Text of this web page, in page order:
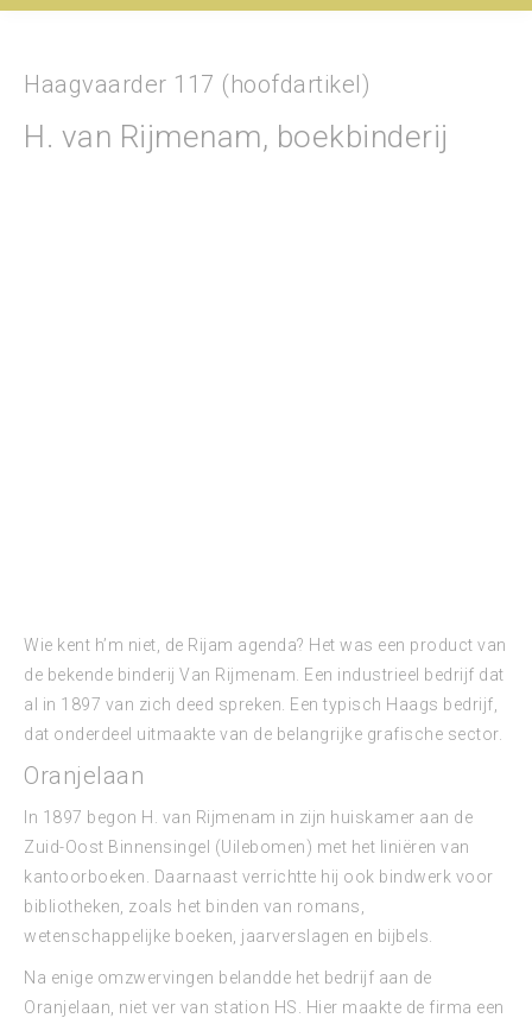
Haagvaarder 117 (hoofdartikel)
H. van Rijmenam, boekbinderij
Wie kent h’m niet, de Rijam agenda? Het was een product van
de bekende binderij Van Rijmenam. Een industrieel bedrijf dat
al in 1897 van zich deed spreken. Een typisch Haags bedrijf,
dat onderdeel uitmaakte van de belangrijke grafische sector.
Oranjelaan
In 1897 begon H. van Rijmenam in zijn huiskamer aan de
Zuid-Oost Binnensingel (Uilebomen) met het liniëren van
kantoorboeken. Daarnaast verrichtte hij ook bindwerk voor
bibliotheken, zoals het binden van romans,
wetenschappelijke boeken, jaarverslagen en bijbels.
Na enige omzwervingen belandde het bedrijf aan de
Oranjelaan, niet ver van station HS. Hier maakte de firma een